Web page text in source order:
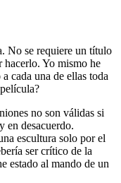
No se requiere un título
hacerlo. Yo mismo he
cada una de ellas toda
no son válidas si
en desacuerdo.
escultura solo por el
ser crítico de la
estado al mando de un